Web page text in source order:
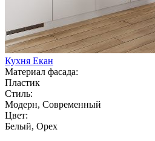
Кухня Екан
Материал фасада:
Пластик
Стиль:
Модерн, Современный
Цвет:
Белый, Орех